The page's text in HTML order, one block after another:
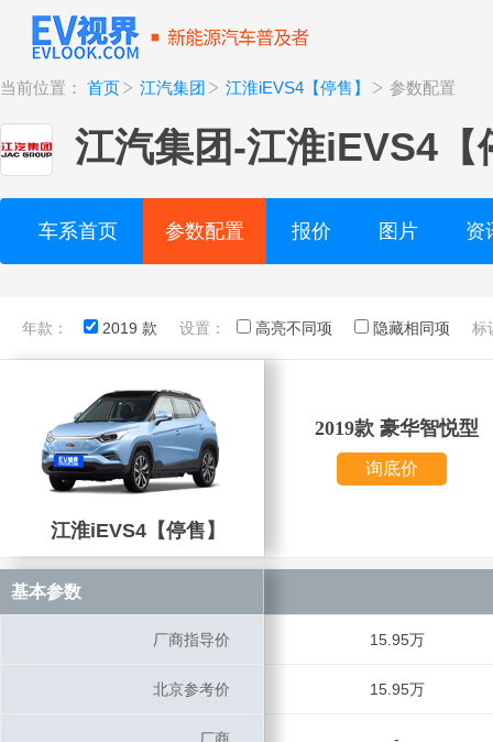
当前位置： 首页 江汽集团 江淮iEVS4【停售】 参数配置
江汽集团-江淮iEVS4【
车系首页 参数配置 报价 图片 资
年款： 2019 款 设置： 高亮不同项 隐藏相同项 标
江淮iEVS4【停售】
江淮iEVS4【停售】
2019款 豪华智悦型
询底价
基本参数
厂商指导价 15.95万
北京参考价 15.95万
基本参数
厂商指导价
北京参考价